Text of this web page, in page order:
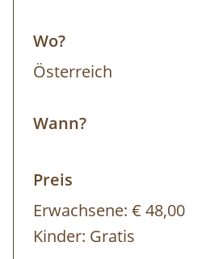
Wo?
Österreich
Wann?
Preis
Erwachsene: € 48,00
Kinder: Gratis